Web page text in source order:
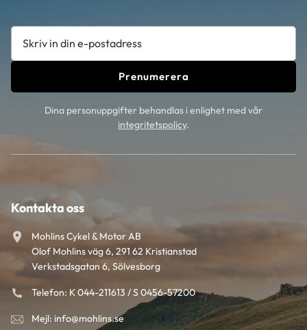
Prenumerera
Dina personuppgifter behandlas i enlighet med vår
integritetspolicy.
Kontakta oss
Mohlins Cykel & Motor AB
Olof Mohlins väg 6, 291 62 Kristianstad
Verkstadsgatan 6, Sölvesborg
Telefon: K 044-211613 / S 0456-57200
Mejl: info@mohlins.se